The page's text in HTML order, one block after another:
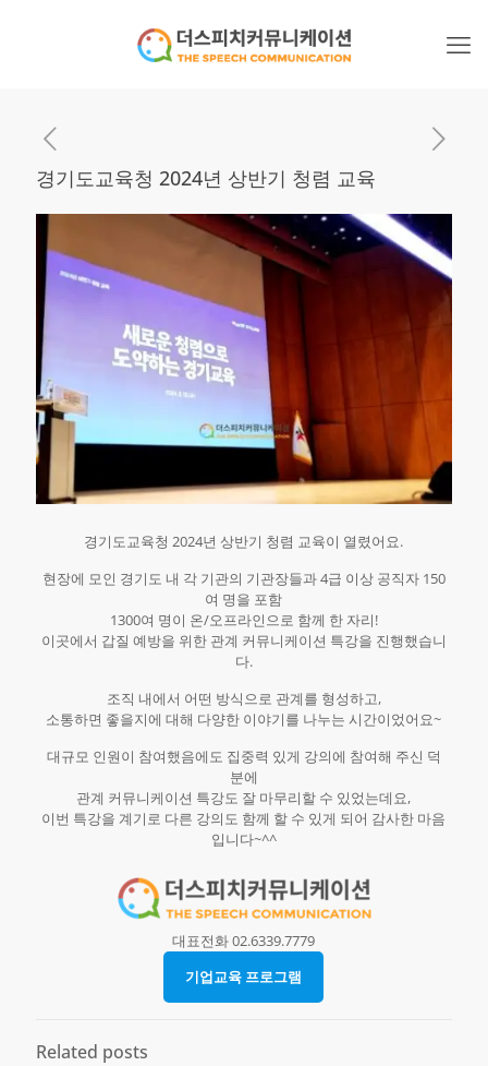
경기도교육청 2024년 상반기 청렴 교육
경기도교육청 2024년 상반기 청렴 교육이 열렸어요.​
현장에 모인 경기도 내 각 기관의 기관장들과 4급 이상 공직자 150
여 명을 포함
1300여 명이 온/오프라인으로 함께 한 자리!
이곳에서 갑질 예방을 위한 관계 커뮤니케이션 특강을 진행했습니
다.​
조직 내에서 어떤 방식으로 관계를 형성하고,
소통하면 좋을지에 대해 다양한 이야기를 나누는 시간이었어요~​
대규모 인원이 참여했음에도 집중력 있게 강의에 참여해 주신 덕
분에
관계 커뮤니케이션 특강도 잘 마무리할 수 있었는데요,
이번 특강을 계기로 다른 강의도 함께 할 수 있게 되어 감사한 마음
입니다~^^
대표전화 02.6339.7779
기업교육 프로그램
Related posts